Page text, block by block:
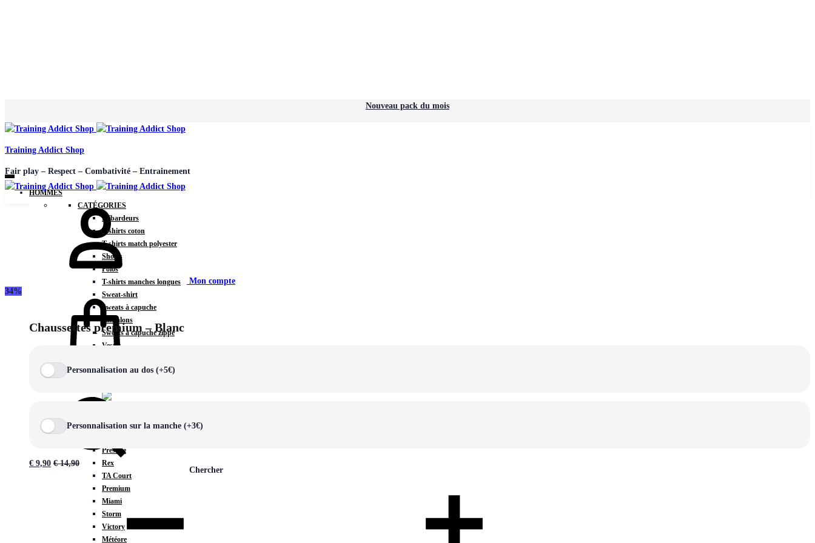
Nouveau pack du mois
Training Addict Shop
Fair play – Respect – Combativité – Entrainement
HOMMES
CATÉGORIES
Débardeurs
T-shirts coton
T-shirts match polyester
Shorts
Polos
T-shirts manches longues
Sweat-shirt
Sweats à capuche
Pantalons
Sweats à capuche zippé
Vestes
Prestige
Rex
TA Court
Premium
Miami
Storm
Victory
Météore
Mon compte
Chercher
34%
Chaussettes premium – Blanc
Personnalisation au dos (+5€)
Personnalisation sur la manche (+3€)
€ 9,90 €14,90